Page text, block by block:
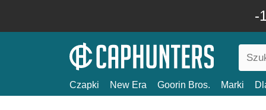
-
Czapki New Era Goorin Bros. Marki